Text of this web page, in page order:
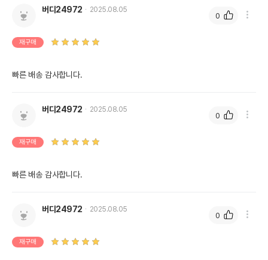
버디24972 2025.08.05
재구매
빠른 배송 감사합니다.
0
버디24972 2025.08.05
재구매
빠른 배송 감사합니다.
0
버디24972 2025.08.05
재구매
0